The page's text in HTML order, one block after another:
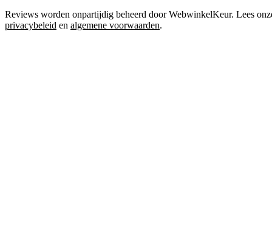
Reviews worden onpartijdig beheerd door WebwinkelKeur. Lees
privacybeleid en algemene voorwaarden.